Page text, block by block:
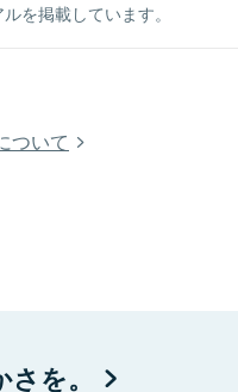
を掲載しています。
ついて
を。